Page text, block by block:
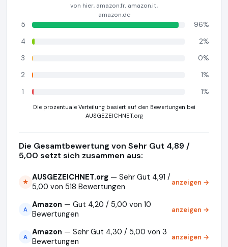
von hier, amazon.fr, amazon.it,
amazon.de
5
96%
4
2%
3
0%
2
1%
1
1%
Die prozentuale Verteilung basiert auf den Bewertungen bei
AUSGEZEICHNET.org
Die Gesamtbewertung von Sehr Gut 4,89 /
5,00 setzt sich zusammen aus:
★ AUSGEZEICHNET.org — Sehr Gut 4,91 /
5,00 von 518 Bewertungen
anzeigen →
A Amazon — Gut 4,20 / 5,00 von 10
Bewertungen
anzeigen →
A Amazon — Sehr Gut 4,30 / 5,00 von 3
Bewertungen
anzeigen →